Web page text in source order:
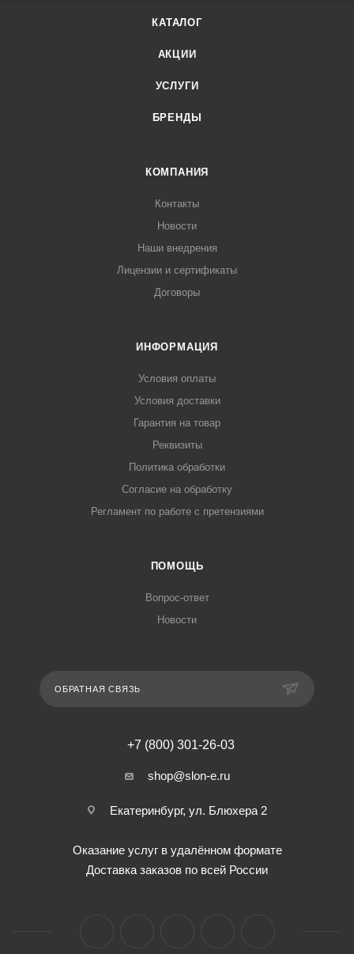
КАТАЛОГ
АКЦИИ
УСЛУГИ
БРЕНДЫ
КОМПАНИЯ
Контакты
Новости
Наши внедрения
Лицензии и сертификаты
Договоры
ИНФОРМАЦИЯ
Условия оплаты
Условия доставки
Гарантия на товар
Реквизиты
Политика обработки
Согласие на обработку
Регламент по работе с претензиями
ПОМОЩЬ
Вопрос-ответ
Новости
ОБРАТНАЯ СВЯЗЬ
+7 (800) 301-26-03
shop@slon-e.ru
Екатеринбург, ул. Блюхера 2
Оказание услуг в удалённом формате
Доставка заказов по всей России